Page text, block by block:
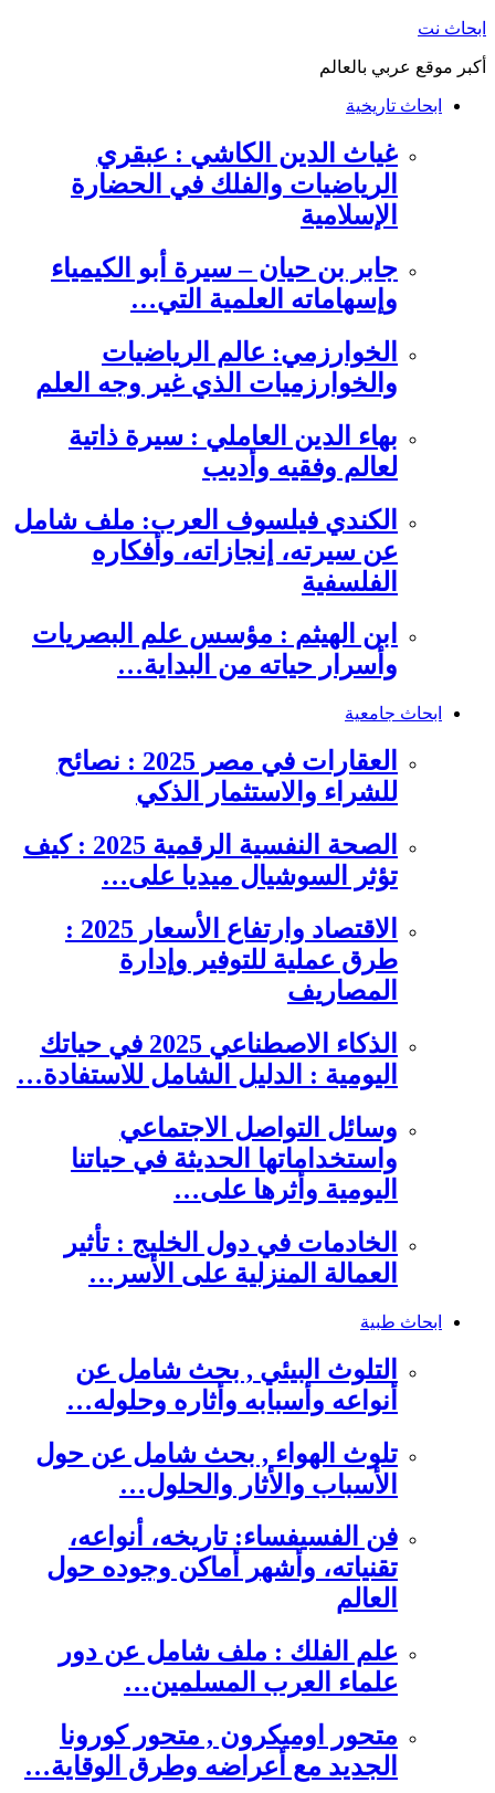
التجاوز
المحتوى
ابحاث نت
أكبر موقع عربي بالعالم
ابحاث تاريخية
غياث الدين الكاشي : عبقري
الرياضيات والفلك في الحضارة
الإسلامية
جابر بن حيان – سيرة أبو الكيمياء
وإسهاماته العلمية التي…
الخوارزمي: عالم الرياضيات
والخوارزميات الذي غير وجه العلم
بهاء الدين العاملي : سيرة ذاتية
لعالم وفقيه وأديب
الكندي فيلسوف العرب: ملف شامل
عن سيرته، إنجازاته، وأفكاره
الفلسفية
ابن الهيثم : مؤسس علم البصريات
وأسرار حياته من البداية…
ابحاث جامعية
العقارات في مصر 2025 : نصائح
للشراء والاستثمار الذكي
الصحة النفسية الرقمية 2025 : كيف
تؤثر السوشيال ميديا على…
الاقتصاد وارتفاع الأسعار 2025 :
طرق عملية للتوفير وإدارة
المصاريف
الذكاء الاصطناعي 2025 في حياتك
اليومية : الدليل الشامل للاستفادة…
وسائل التواصل الاجتماعي
واستخداماتها الحديثة في حياتنا
اليومية وأثرها على…
الخادمات في دول الخليج : تأثير
العمالة المنزلية على الأسر…
ابحاث طبية
التلوث البيئي , بحث شامل عن
أنواعه وأسبابه وأثاره وحلوله…
تلوث الهواء , بحث شامل عن حول
الأسباب والأثار والحلول…
فن الفسيفساء: تاريخه، أنواعه،
تقنياته، وأشهر أماكن وجوده حول
العالم
علم الفلك : ملف شامل عن دور
علماء العرب المسلمين…
متحور اوميكرون , متحور كورونا
الجديد مع أعراضه وطرق الوقاية…